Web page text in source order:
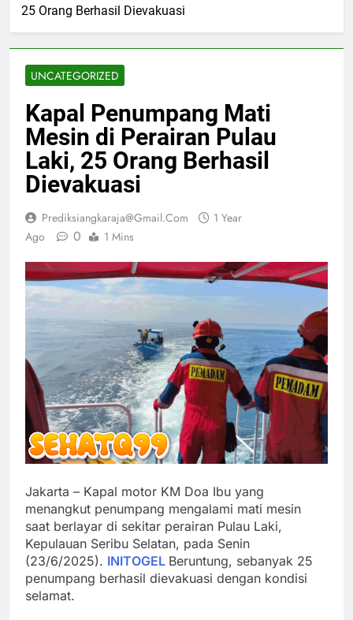
25 Orang Berhasil Dievakuasi
UNCATEGORIZED
Kapal Penumpang Mati
Mesin di Perairan Pulau
Laki, 25 Orang Berhasil
Dievakuasi
Prediksiangkaraja@gmail.com
1 Year
Ago
0 1 Mins
Jakarta – Kapal motor KM Doa Ibu yang
menangkut penumpang mengalami mati mesin
saat berlayar di sekitar perairan Pulau Laki,
Kepulauan Seribu Selatan, pada Senin
(23/6/2025). INITOGEL Beruntung, sebanyak 25
penumpang berhasil dievakuasi dengan kondisi
selamat.